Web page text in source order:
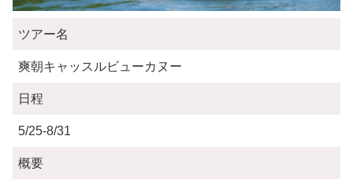
ツアー名
爽朝キャッスルビューカヌー
日程
5/25-8/31
概要